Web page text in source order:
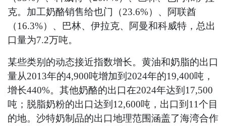
克。加工奶酪销售给也门（23.6%）、阿联酋
（16.3%）、巴林、伊拉克、阿曼和科威特，总出
口量为7.2万吨。
某些类别的动态接近指数增长。黄油和奶脂的出口
量从2013年的4,900吨增加到2024年的19,400吨，
增长440%。其他奶酪的出口在2024年达到17,500
吨；脱脂奶粉的出口达到12,600吨，出口到11个目
的地。沙特奶制品的出口地理范围涵盖了海湾合作